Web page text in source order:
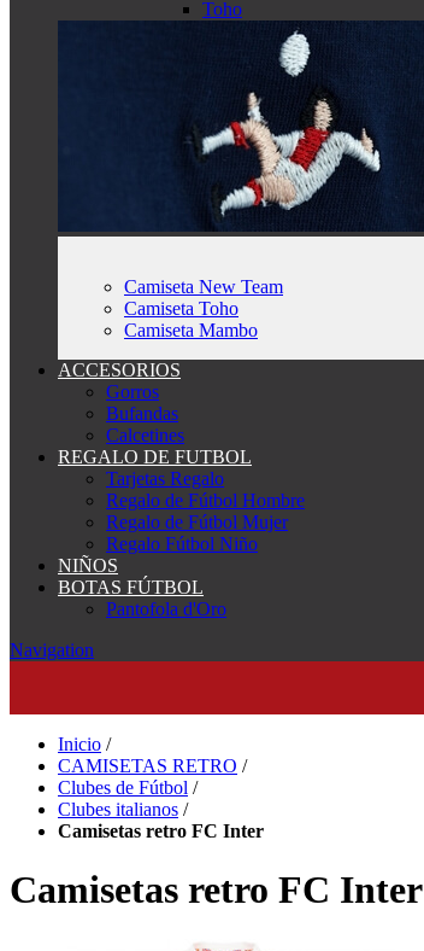
Toho
Camiseta New Team
Camiseta Toho
Camiseta Mambo
ACCESORIOS
Gorros
Bufandas
Calcetines
REGALO DE FUTBOL
Tarjetas Regalo
Regalo de Fútbol Hombre
Regalo de Fútbol Mujer
Regalo Fútbol Niño
NIÑOS
BOTAS FÚTBOL
Pantofola d'Oro
Navigation
Inicio /
CAMISETAS RETRO /
Clubes de Fútbol /
Clubes italianos /
Camisetas retro FC Inter
Camisetas retro FC Inter